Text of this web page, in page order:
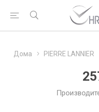
Дома PIERRE LANNIER